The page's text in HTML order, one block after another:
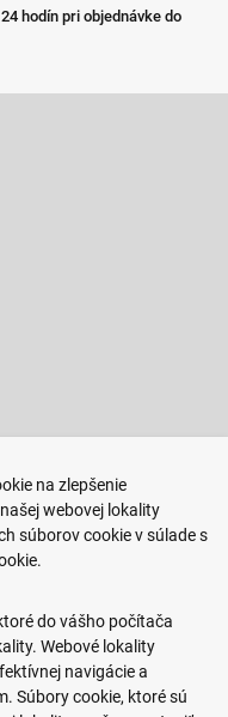
hodín pri objednávke do
na zlepšenie
webovej lokality
súborov cookie v súlade s
do vášho počítača
Webové lokality
navigácie a
Súbory cookie, ktoré sú